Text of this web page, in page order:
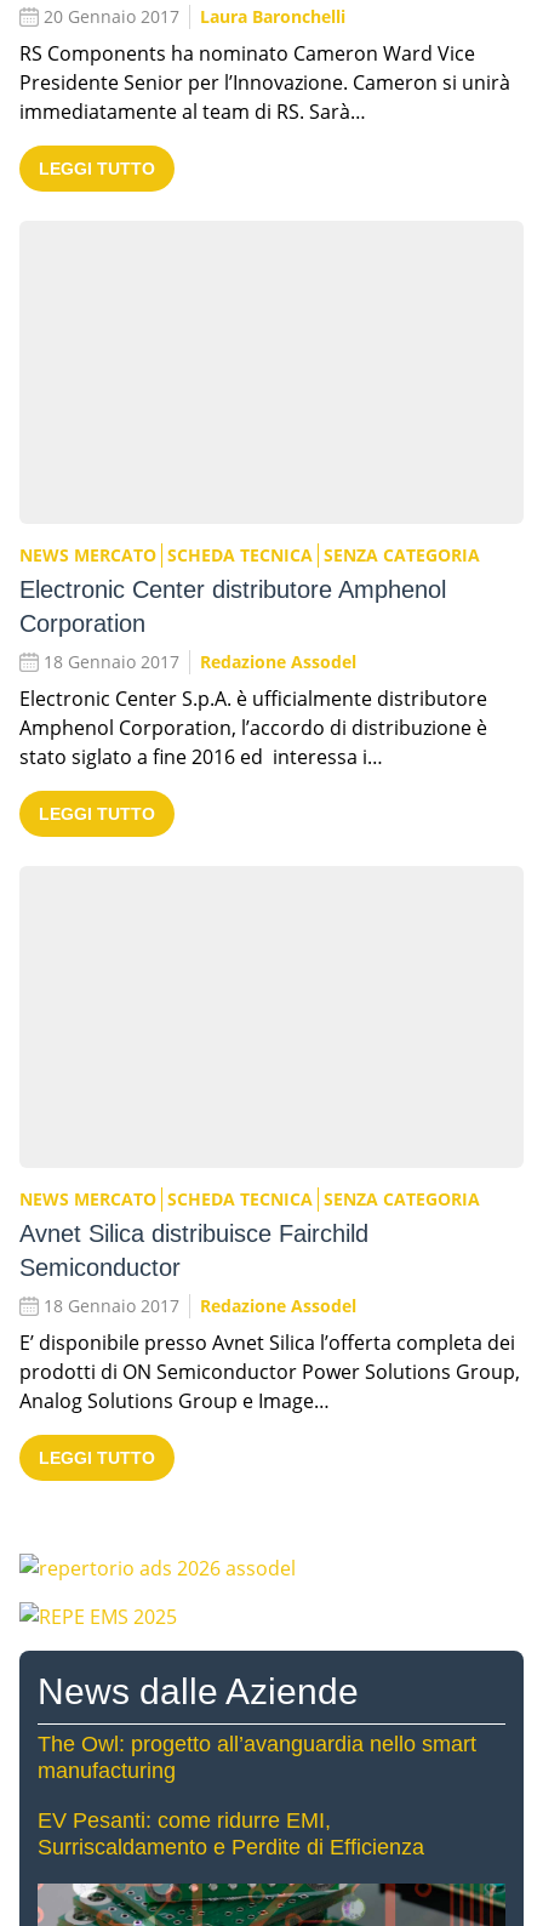
20 Gennaio 2017 Laura Baronchelli
RS Components ha nominato Cameron Ward Vice
Presidente Senior per l’Innovazione. Cameron si unirà
immediatamente al team di RS. Sarà…
LEGGI TUTTO
NEWS MERCATO SCHEDA TECNICA SENZA CATEGORIA
Electronic Center distributore Amphenol
Corporation
18 Gennaio 2017 Redazione Assodel
Electronic Center S.p.A. è ufficialmente distributore
Amphenol Corporation, l’accordo di distribuzione è
stato siglato a fine 2016 ed interessa i…
LEGGI TUTTO
NEWS MERCATO SCHEDA TECNICA SENZA CATEGORIA
Avnet Silica distribuisce Fairchild
Semiconductor
18 Gennaio 2017 Redazione Assodel
E’ disponibile presso Avnet Silica l’offerta completa dei
prodotti di ON Semiconductor Power Solutions Group,
Analog Solutions Group e Image…
LEGGI TUTTO
News dalle Aziende
The Owl: progetto all’avanguardia nello smart
manufacturing
EV Pesanti: come ridurre EMI,
Surriscaldamento e Perdite di Efficienza